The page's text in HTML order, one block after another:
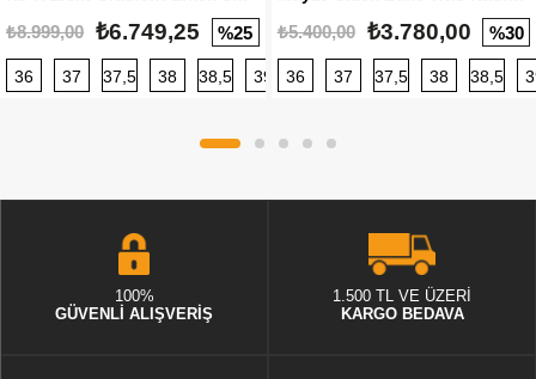
₺8.999,00 ₺6.749,25 %25
36 37 37,5 38 38,5 39 40 40,5 41 42 42,5
₺5.400,00 ₺3.780,00 %30
36 37 37,5 38 38,5
100%
GÜVENLİ ALIŞVERİŞ
1.500 TL VE ÜZERİ
KARGO BEDAVA